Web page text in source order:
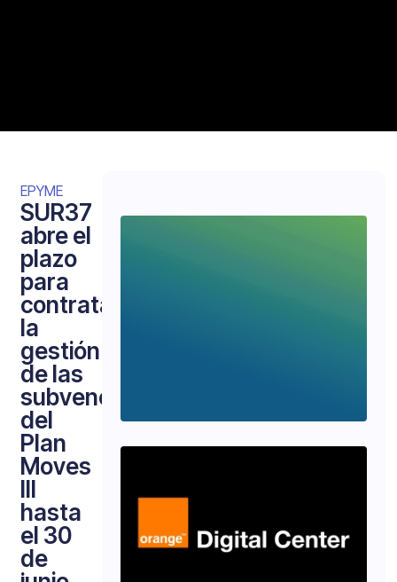
EPYME
SUR37
abre el
plazo
para
contratar
la
gestión
de las
subvenciones
del
Plan
Moves
III
hasta
el 30
de